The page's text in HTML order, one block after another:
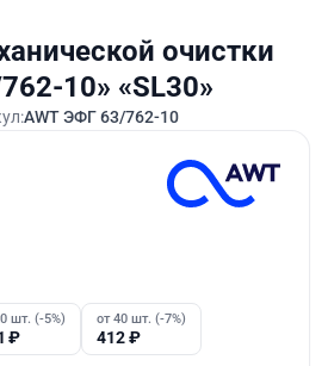
очистки
10» «SL30»
AWT ЭФГ 63/762-10
шт. (-5%)
₽
от 40 шт. (-7%)
412₽